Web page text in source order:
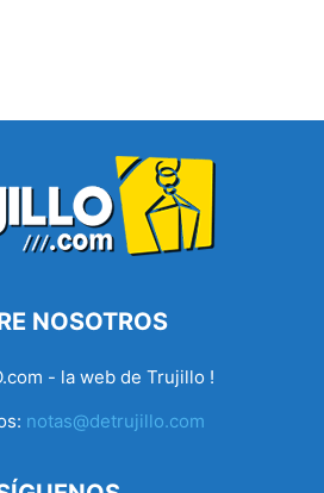
NOSOTROS
- la web de Trujillo !
notas@detrujillo.com